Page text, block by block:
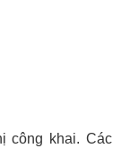
công khai. Các